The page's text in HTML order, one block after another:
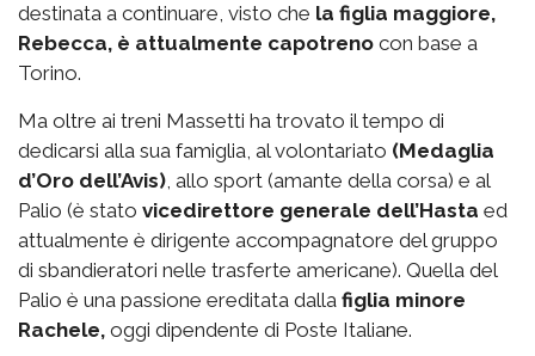
destinata a continuare, visto che la figlia maggiore,
Rebecca, è attualmente capotreno con base a
Torino.
Ma oltre ai treni Massetti ha trovato il tempo di
dedicarsi alla sua famiglia, al volontariato (Medaglia
d’Oro dell’Avis), allo sport (amante della corsa) e al
Palio (è stato vicedirettore generale dell’Hasta ed
attualmente è dirigente accompagnatore del gruppo
di sbandieratori nelle trasferte americane). Quella del
Palio è una passione ereditata dalla figlia minore
Rachele, oggi dipendente di Poste Italiane.